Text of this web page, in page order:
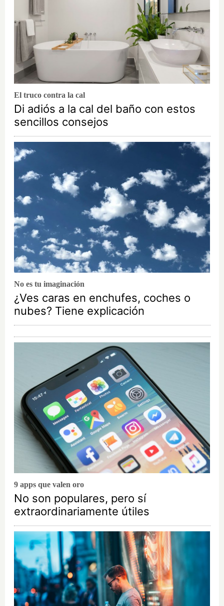
El truco contra la cal
Di adiós a la cal del baño con estos
sencillos consejos
No es tu imaginación
¿Ves caras en enchufes, coches o
nubes? Tiene explicación
9 apps que valen oro
No son populares, pero sí
extraordinariamente útiles